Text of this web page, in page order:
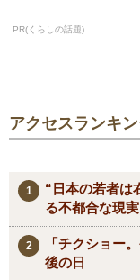
PR(くらしの話題)
アクセスランキン
“日本の若者は
る不都合な現実
「チクショー
後の日